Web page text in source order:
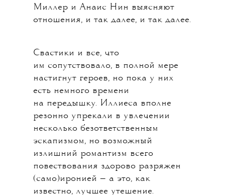
Миллер и Анаис Нин выясняют
отношения, и так далее, и так далее.
Свастики и все, что
им сопутствовало, в полной мере
настигнут героев, но пока у них
есть немного времени
на передышку. Иллиеса вполне
резонно упрекали в увлечении
несколько безответственным
эскапизмом, но возможный
излишний романтизм всего
повествования здорово разряжен
(само)иронией — а это, как
известно, лучшее утешение.